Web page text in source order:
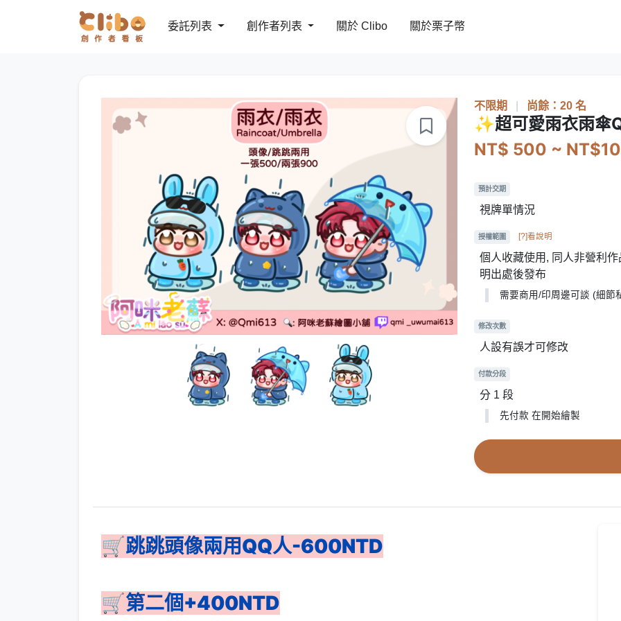
委託列表 創作者列表 關於 Clibo 關於栗子幣
不限期 尚餘：20 名
✨超可愛雨衣雨傘
NT$ 500 ~
預計交期
視牌單情況
授權範圍 [?]看說明
個人收藏使用, 同人非營利
明出處後發布
需要商用/印周邊可談 (細節
修改次數
人設有誤才可修改
付款分段
分 1 段
先付款 在開始繪製
🛒跳跳頭像兩用QQ人-600NTD
🛒第二個+400NTD